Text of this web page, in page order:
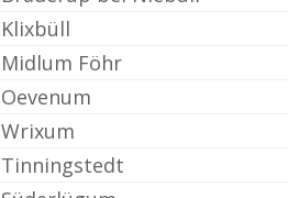
Klixbüll
Midlum Föhr
Oevenum
Wrixum
Tinningstedt